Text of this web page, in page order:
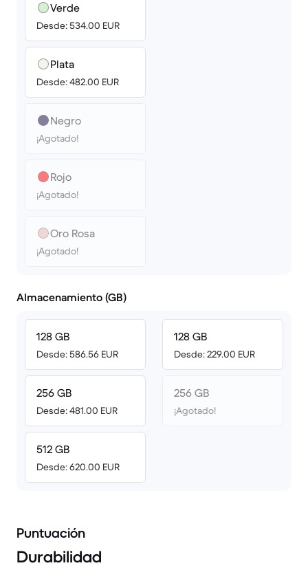
Verde
Desde: 534.00 EUR
Plata
Desde: 482.00 EUR
Negro
¡Agotado!
Rojo
¡Agotado!
Oro Rosa
¡Agotado!
Almacenamiento (GB)
128 GB
Desde: 586.56 EUR
256 GB
Desde: 481.00 EUR
512 GB
Desde: 620.00 EUR
128 GB
Desde: 229.00 EUR
256 GB
¡Agotado!
Puntuación
Durabilidad